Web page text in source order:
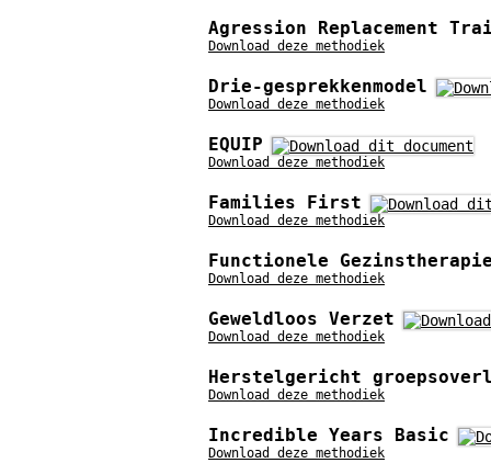
Agression Replacement
Download deze methodiek
Drie-gesprekkenmodel
Download deze methodiek
EQUIP
Download deze methodiek
Families First
Download deze methodiek
Functionele
Download deze methodiek
Geweldloos Verzet
Download deze methodiek
Herstelgericht
Download deze methodiek
Incredible Years Basic
Download deze methodiek